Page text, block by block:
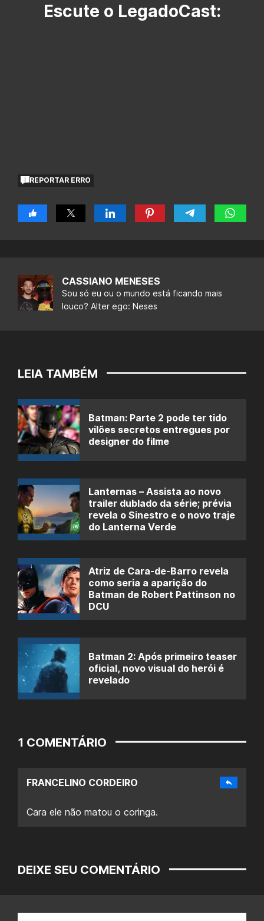
Escute o LegadoCast:
REPORTAR ERRO
CASSIANO MENESES
Sou só eu ou o mundo está ficando mais
louco? Alter ego: Neses
LEIA TAMBÉM
Batman: Parte 2 pode ter tido
vilões secretos entregues por
designer do filme
Lanternas – Assista ao novo
trailer dublado da série; prévia
revela o Sinestro e o novo traje
do Lanterna Verde
Atriz de Cara-de-Barro revela
como seria a aparição do
Batman de Robert Pattinson no
DCU
Batman 2: Após primeiro teaser
oficial, novo visual do herói é
revelado
1 COMENTÁRIO
FRANCELINO CORDEIRO
Cara ele não matou o coringa.
DEIXE SEU COMENTÁRIO